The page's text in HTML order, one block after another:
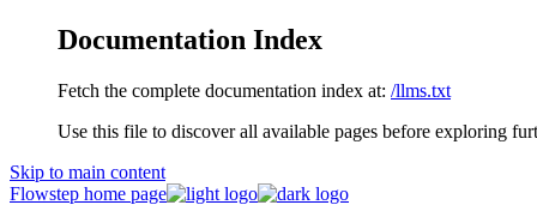
Documentation Index
Fetch the complete documentation index at: /llms.txt
Use this file to discover all available pages before exploring
Skip to main content
Flowstep home page